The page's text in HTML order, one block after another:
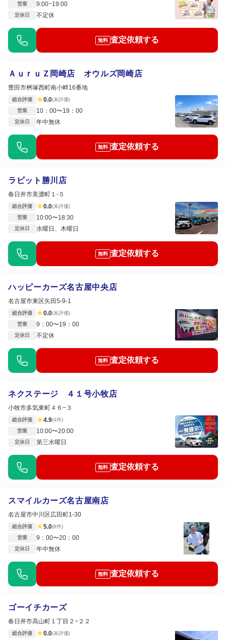
営業
9:00~19:00
定休日 不定休
無料 査定依頼する
ＡｕｒｕＺ岡崎店 オウルズ岡崎店
豊田市桝塚西町南小畔16番地
総合評価 ★0.0(未評価)
営業
10：00〜19：00
定休日 年中無休
無料 査定依頼する
ラビット勝川店
春日井市美濃町１‐５
総合評価 ★0.0(未評価)
営業
10:00〜18:30
定休日 水曜日、木曜日
無料 査定依頼する
ハッピーカーズ名古屋中央店
名古屋市東区矢田5-9-1
総合評価 ★0.0(未評価)
営業
9：00〜19：00
定休日 不定休
無料 査定依頼する
ネクステージ ４１号小牧店
小牧市多気東町４６−３
総合評価 ★4.9(4件)
営業
10:00〜20:00
定休日 第三水曜日
無料 査定依頼する
スマイルカーズ名古屋南店
名古屋市中川区広田町1-30
総合評価 ★5.0(8件)
営業
9：00〜20：00
定休日 年中無休
無料 査定依頼する
ゴーイチカーズ
春日井市高山町１丁目２−２２
総合評価 ★0.0(未評価)